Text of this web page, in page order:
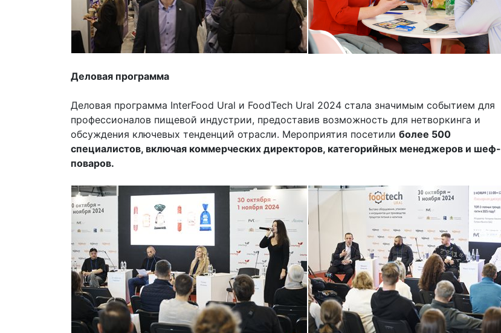
Деловая программа
Деловая программа InterFood Ural и FoodTech Ural 2024 стала значимым событием для
профессионалов пищевой индустрии, предоставив возможность для нетворкинга и
обсуждения ключевых тенденций отрасли. Мероприятия посетили более 500
специалистов, включая коммерческих директоров, категорийных менеджеров и шеф-
поваров.